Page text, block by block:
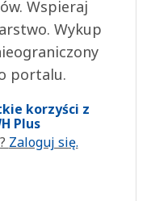
Wspieraj
Wykup
portalu.
korzyści z
Plus
Zaloguj się.